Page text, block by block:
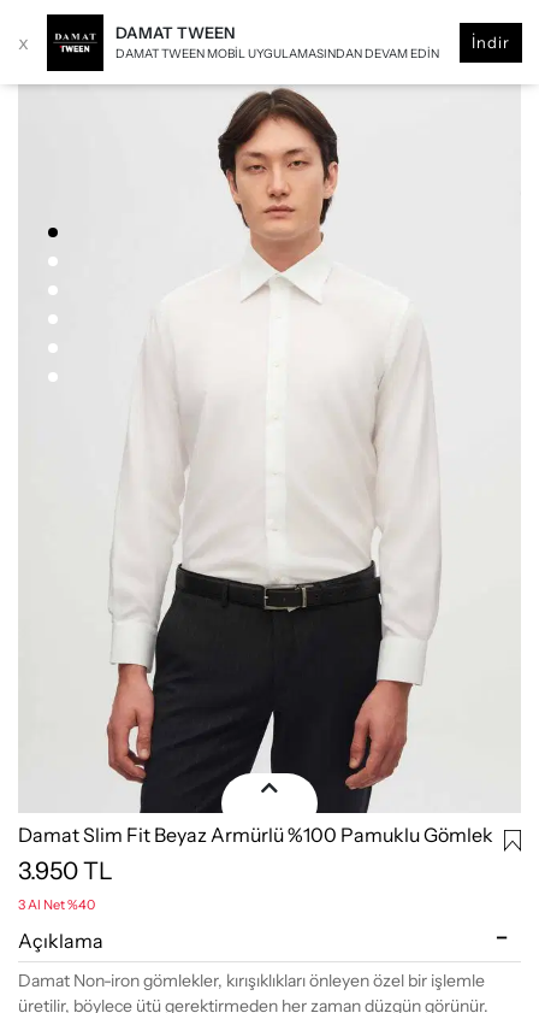
x DAMAT TWEEN
DAMAT TWEEN MOBIL UYGULAMASINDAN DEVAM EDIN
İndir
Damat Slim Fit Beyaz Armürlü %100 Pamuklu Gömlek
3.950TL
3 Al Net %40
Açıklama
Damat Non-iron gömlekler, kırışıklıkları önleyen özel bir işlemle
üretilir, böylece ütü gerektirmeden her zaman düzgün görünür.